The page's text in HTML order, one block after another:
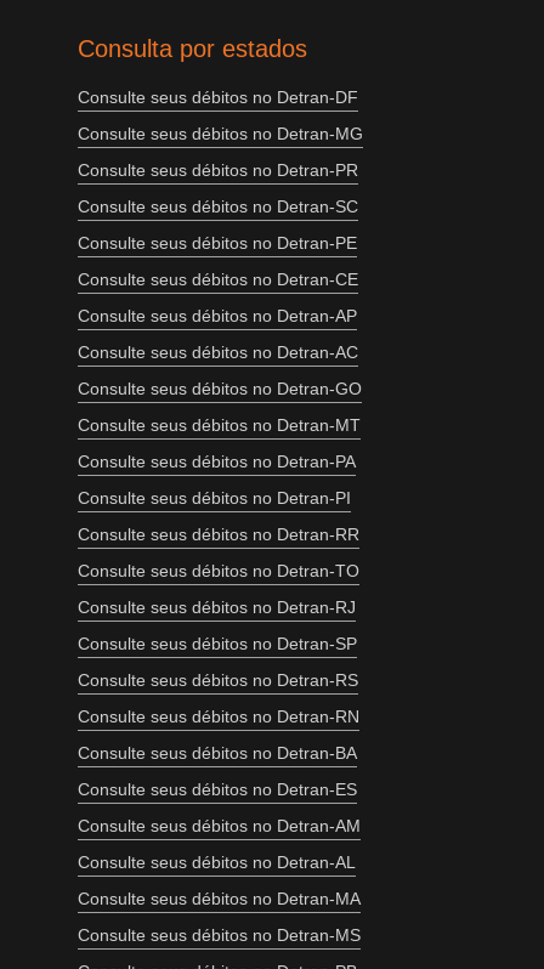
Consulta por estados
Consulte seus débitos no Detran-DF
Consulte seus débitos no Detran-MG
Consulte seus débitos no Detran-PR
Consulte seus débitos no Detran-SC
Consulte seus débitos no Detran-PE
Consulte seus débitos no Detran-CE
Consulte seus débitos no Detran-AP
Consulte seus débitos no Detran-AC
Consulte seus débitos no Detran-GO
Consulte seus débitos no Detran-MT
Consulte seus débitos no Detran-PA
Consulte seus débitos no Detran-PI
Consulte seus débitos no Detran-RR
Consulte seus débitos no Detran-TO
Consulte seus débitos no Detran-RJ
Consulte seus débitos no Detran-SP
Consulte seus débitos no Detran-RS
Consulte seus débitos no Detran-RN
Consulte seus débitos no Detran-BA
Consulte seus débitos no Detran-ES
Consulte seus débitos no Detran-AM
Consulte seus débitos no Detran-AL
Consulte seus débitos no Detran-MA
Consulte seus débitos no Detran-MS